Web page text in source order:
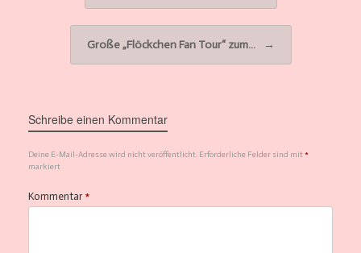
Große „Flöckchen Fan Tour“ zum… →
Schreibe einen Kommentar
Deine E-Mail-Adresse wird nicht veröffentlicht. Erforderliche Felder sind mit*
markiert
Kommentar *